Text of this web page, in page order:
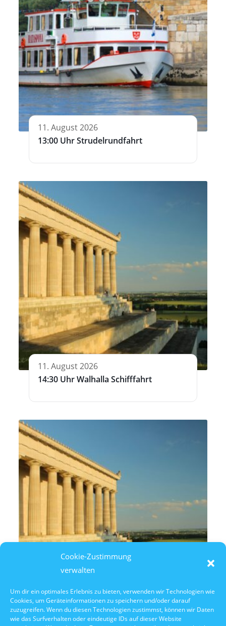
Cookie-Zustimmung
verwalten
Um dir ein optimales Erlebnis zu bieten, verwenden wir Technologien wie
Cookies, um Geräteinformationen zu speichern und/oder darauf
zuzugreifen. Wenn du diesen Technologien zustimmst, können wir Daten
wie das Surfverhalten oder eindeutige IDs auf dieser Website
11. August 2026
13:00 Uhr Strudelrundfahrt
11. August 2026
14:30 Uhr Walhalla Schifffahrt
10. Oktober 2026
10:30 Uhr Walhalla Schifffahrt